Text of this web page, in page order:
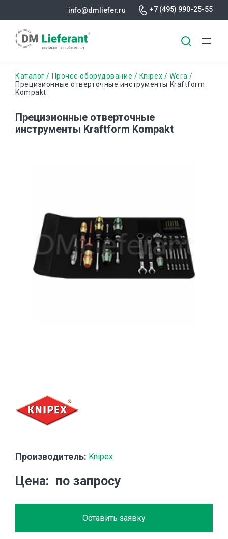
основному
info@dmliefer.ru +7 (495) 990-25-55
Строка
навигации
Каталог Прочее оборудование Knipex
Wera
Прецизионные отверточные инструменты Kraftform
Kompakt
Прецизионные отверточные
инструменты Kraftform Kompakt
Производитель: Knipex
Цена по запросу
Оставить заявку